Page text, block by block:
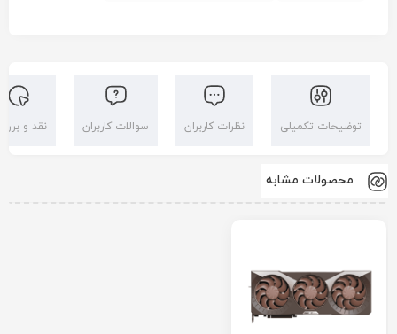
توضیحات تکمیلی نظرات کاربران سوالات کاربران نقد و
محصولات مشابه